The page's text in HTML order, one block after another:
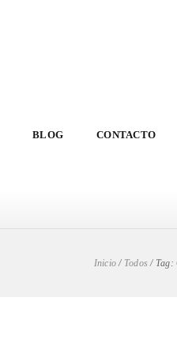
BLOG CONTACTO
Inicio/ Todos / Tag: